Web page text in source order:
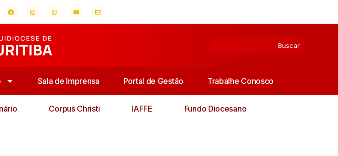
Sala de Imprensa Portal de Gestão Trabalhe Conosco
Corpus Christi IAFFE Fundo Diocesano